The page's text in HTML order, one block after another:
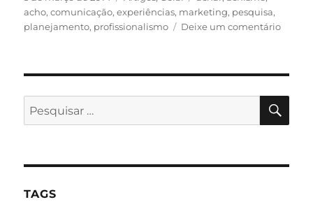
em
acho,comunicação,experiências, marketing, pesquisa,
planejamento, profissionalismo Deixe um comentárioem
Pesquisar
por:
TAGS